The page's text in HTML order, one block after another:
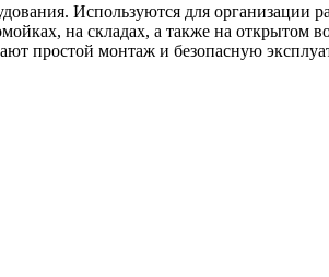
Используются для
на складах, а также на открытом
простой монтаж и безопасную